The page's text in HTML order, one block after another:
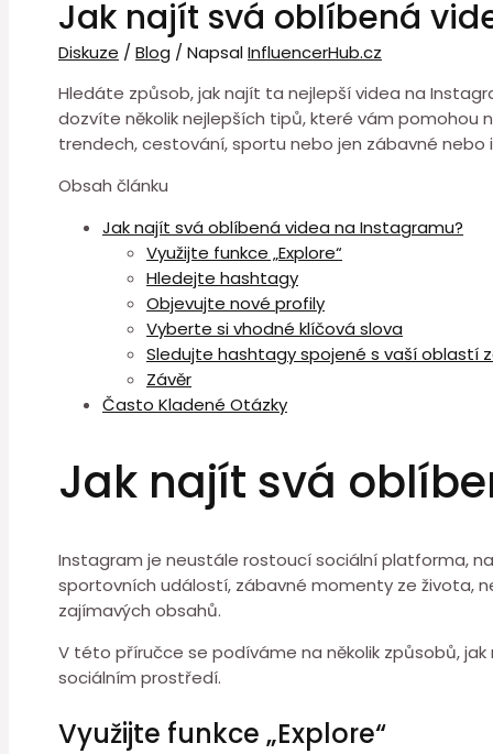
Jak najít svá oblíbená
Diskuze / Blog / NapsalInfluencerHub.cz
Hledáte způsob, jak najít ta nejlepší videa na
dozvíte několik nejlepších tipů, které vám pomohou
trendech, cestování, sportu nebo jen zábavné
Obsah článku
Jak najít svá oblíbená videa na Instagramu?
Využijte funkce „Explore“
Hledejte hashtagy
Objevujte nové profily
Vyberte si vhodné klíčová slova
Sledujte hashtagy spojené s vaší oblastí
Závěr
Často Kladené Otázky
Jak najít svá
Instagram je neustále rostoucí sociální platforma,
sportovních událostí, zábavné momenty ze života,
zajímavých obsahů.
V této příručce se podíváme na několik způsobů,
sociálním prostředí.
Využijte funkce „Explore“